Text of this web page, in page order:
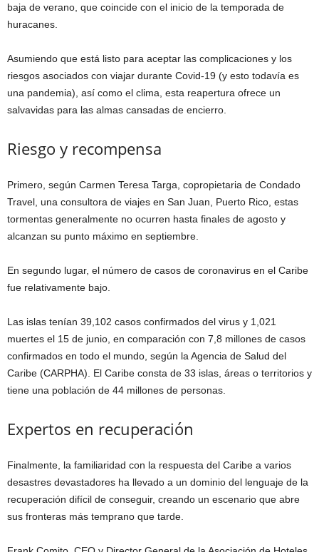
baja de verano, que coincide con el inicio de la temporada de
huracanes.
Asumiendo que está listo para aceptar las complicaciones y los
riesgos asociados con viajar durante Covid-19 (y esto todavía es
una pandemia), así como el clima, esta reapertura ofrece un
salvavidas para las almas cansadas de encierro.
Riesgo y recompensa
Primero, según Carmen Teresa Targa, copropietaria de Condado
Travel, una consultora de viajes en San Juan, Puerto Rico, estas
tormentas generalmente no ocurren hasta finales de agosto y
alcanzan su punto máximo en septiembre.
En segundo lugar, el número de casos de coronavirus en el Caribe
fue relativamente bajo.
Las islas tenían 39,102 casos confirmados del virus y 1,021
muertes el 15 de junio, en comparación con 7,8 millones de casos
confirmados en todo el mundo, según la Agencia de Salud del
Caribe (CARPHA). El Caribe consta de 33 islas, áreas o territorios y
tiene una población de 44 millones de personas.
Expertos en recuperación
Finalmente, la familiaridad con la respuesta del Caribe a varios
desastres devastadores ha llevado a un dominio del lenguaje de la
recuperación difícil de conseguir, creando un escenario que abre
sus fronteras más temprano que tarde.